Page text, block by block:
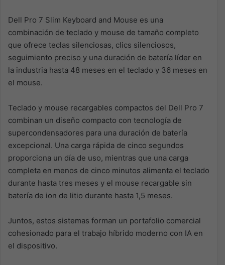
Dell Pro 7 Slim Keyboard and Mouse es una
combinación de teclado y mouse de tamaño completo
que ofrece teclas silenciosas, clics silenciosos,
seguimiento preciso y una duración de batería líder en
la industria hasta 48 meses en el teclado y 36 meses en
el mouse.
Teclado y mouse recargables compactos del Dell Pro 7
combinan un diseño compacto con tecnología de
supercondensadores para una duración de batería
excepcional. Una carga rápida de cinco segundos
proporciona un día de uso, mientras que una carga
completa en menos de cinco minutos alimenta el teclado
durante hasta tres meses y el mouse recargable sin
batería de ion de litio durante hasta 1,5 meses.
Juntos, estos sistemas forman un portafolio comercial
cohesionado para el trabajo híbrido moderno con IA en
el dispositivo.